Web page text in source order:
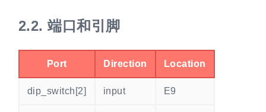
2.2.端口和引脚
Port Direction Location
dip_switch[2] input E9